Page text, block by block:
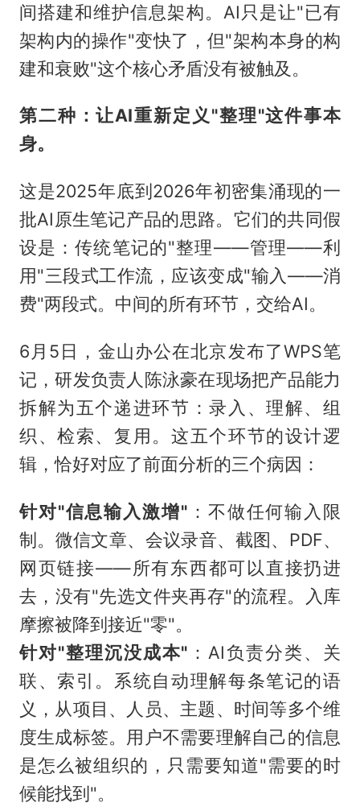
间搭建和维护信息架构。AI只是让"已有
架构内的操作"变快了，但"架构本身的构
建和衰败"这个核心矛盾没有被触及。
第二种：让AI重新定义"整理"这件事本
身。
这是2025年底到2026年初密集涌现的一
批AI原生笔记产品的思路。它们的共同假
设是：传统笔记的"整理——管理——利
用"三段式工作流，应该变成"输入——消
费"两段式。中间的所有环节，交给AI。
6月5日，金山办公在北京发布了WPS笔
记，研发负责人陈泳豪在现场把产品能力
拆解为五个递进环节：录入、理解、组
织、检索、复用。这五个环节的设计逻
辑，恰好对应了前面分析的三个病因：
针对"信息输入激增"：不做任何输入限
制。微信文章、会议录音、截图、PDF、
网页链接——所有东西都可以直接扔进
去，没有"先选文件夹再存"的流程。入库
摩擦被降到接近"零"。
针对"整理沉没成本" ：AI负责分类、关
联、索引。系统自动理解每条笔记的语
义，从项目、人员、主题、时间等多个维
度生成标签。用户不需要理解自己的信息
是怎么被组织的，只需要知道"需要的时
候能找到"。